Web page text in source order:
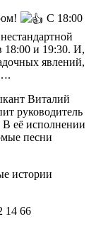
С 18:00
18:00 и 19:30. И,
явлений,
Виталий
руководитель
её исполнении
песни
истории
14 66